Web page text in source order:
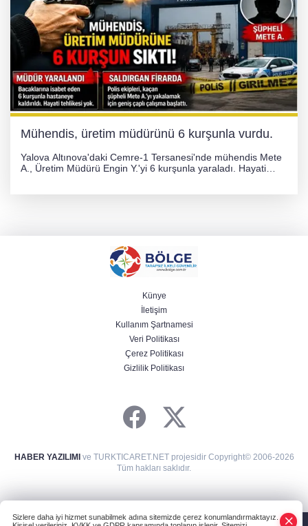
Mühendis, üretim müdürünü 6 kurşunla vurdu.
Yalova Altınova'daki Cemre-1 Tersanesi'nde mühendis Mete
A., Üretim Müdürü Engin Y.'yi 6 kurşunla yaraladı. Hayati
Künye
İletişim
Kullanım Şartnamesi
Veri Politikası
Çerez Politikası
Gizlilik Politikası
HABER YAZILIMIve TURKTICARET.NET projesidir Copyright© 2006-2026
Tüm hakları saklıdır.
Sizlere daha iyi hizmet sunabilmek adına sitemizde çerez konumlandırmaktayız.